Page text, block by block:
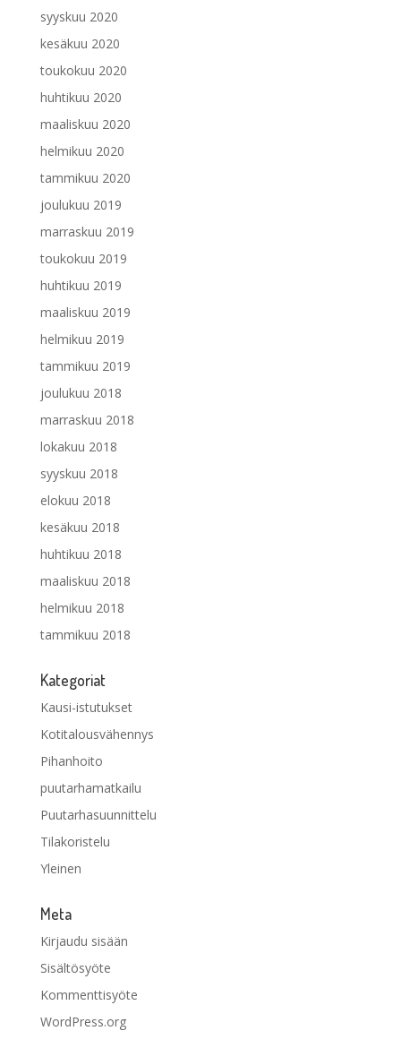
syyskuu 2020
kesäkuu 2020
toukokuu 2020
huhtikuu 2020
maaliskuu 2020
helmikuu 2020
tammikuu 2020
joulukuu 2019
marraskuu 2019
toukokuu 2019
huhtikuu 2019
maaliskuu 2019
helmikuu 2019
tammikuu 2019
joulukuu 2018
marraskuu 2018
lokakuu 2018
syyskuu 2018
elokuu 2018
kesäkuu 2018
huhtikuu 2018
maaliskuu 2018
helmikuu 2018
tammikuu 2018
Kategoriat
Kausi-istutukset
Kotitalousvähennys
Pihanhoito
puutarhamatkailu
Puutarhasuunnittelu
Tilakoristelu
Yleinen
Meta
Kirjaudu sisään
Sisältösyöte
Kommenttisyöte
WordPress.org